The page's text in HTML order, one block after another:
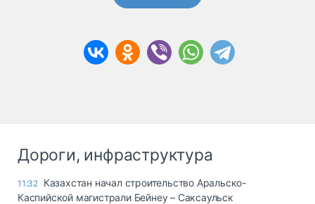
Дороги, инфраструктура
11:32 Казахстан начал строительство Аральско-
Каспийской магистрали Бейнеу – Саксаульск